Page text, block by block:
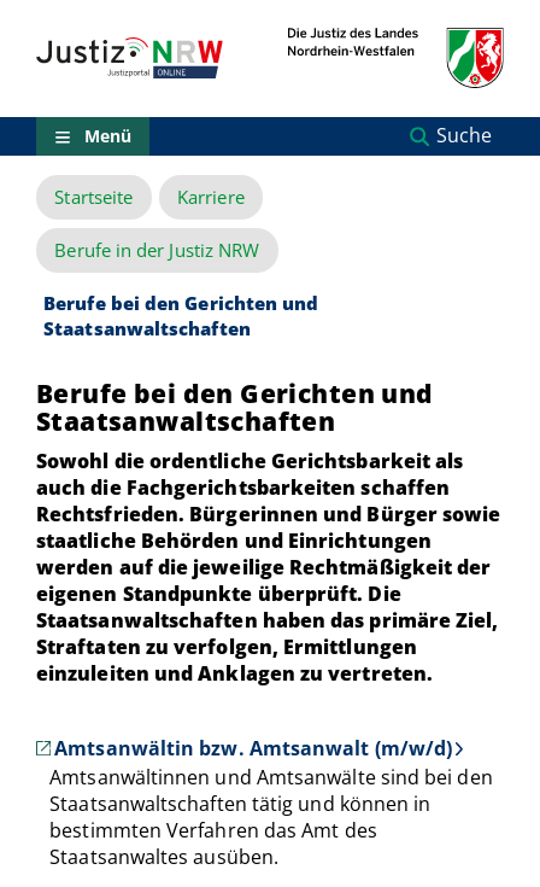
Inhalt
(Sprungmarken)
Menü
Zur
Suche
Zur
NRW-
Entscheidungssuche
Zur
Hauptnavigation
Zum
Zu
ausgewählten
zu
einzelnen
Seiten
Menü Suche
Startseite Karriere
Berufe in der Justiz NRW
Berufe bei den Gerichten und
Staatsanwaltschaften
Berufe bei den Gerichten und
Staatsanwaltschaften
Sowohl die ordentliche Gerichtsbarkeit als
auch die Fachgerichtsbarkeiten schaffen
Rechtsfrieden. Bürgerinnen und Bürger sowie
staatliche Behörden und Einrichtungen
werden auf die jeweilige Rechtmäßigkeit der
eigenen Standpunkte überprüft. Die
Staatsanwaltschaften haben das primäre Ziel,
Straftaten zu verfolgen, Ermittlungen
einzuleiten und Anklagen zu vertreten.
Amtsanwältin bzw. Amtsanwalt (m/w/d)
Amtsanwältinnen und Amtsanwälte sind bei den
Staatsanwaltschaften tätig und können in
bestimmten Verfahren das Amt des
Staatsanwaltes ausüben.